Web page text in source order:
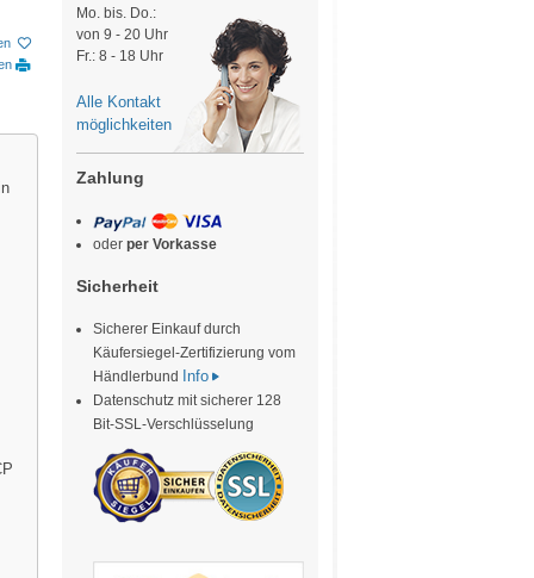
Mo. bis. Do.:
von 9 - 20 Uhr
Fr.: 8 - 18 Uhr
Alle Kontakt
möglichkeiten
Zahlung
oder per Vorkasse
Sicherheit
Sicherer Einkauf durch
Käufersiegel-Zertifizierung vom
Händlerbund
Info
Datenschutz mit sicherer 128
Bit-SSL-Verschlüsselung